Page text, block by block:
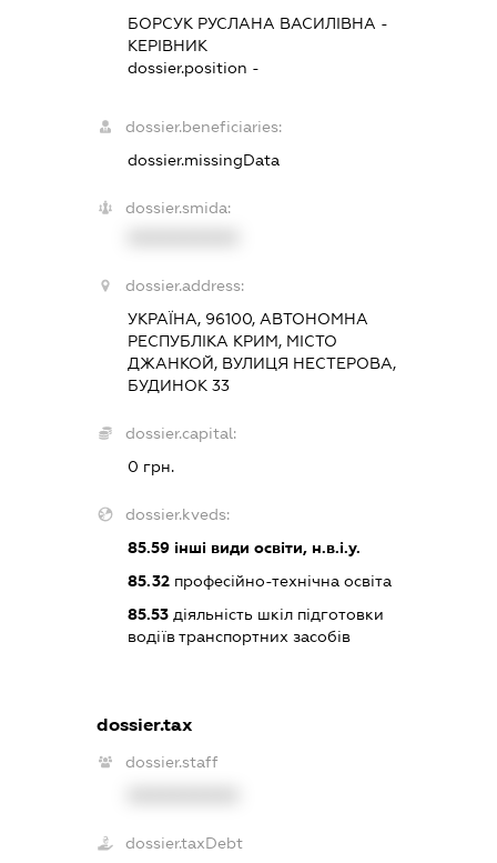
БОРСУК РУСЛАНА ВАСИЛІВНА -
КЕРІВНИК
dossier.position -
dossier.beneficiaries:
dossier.missingData
dossier.smida:
dossier.address:
УКРАЇНА, 96100, АВТОНОМНА
РЕСПУБЛІКА КРИМ, МІСТО
ДЖАНКОЙ, ВУЛИЦЯ НЕСТЕРОВА,
БУДИНОК 33
dossier.capital:
0 грн.
dossier.kveds:
85.59 інші види освіти, н.в.і.у.
85.32 професійно-технічна освіта
85.53 діяльність шкіл підготовки
водіїв транспортних засобів
dossier.tax
dossier.staff
dossier.taxDebt